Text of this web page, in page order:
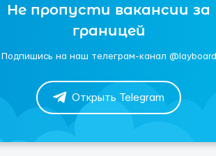
Не пропусти вакансии за
границей
Подпишись на наш телеграм-канал @layboard
Открыть Telegram